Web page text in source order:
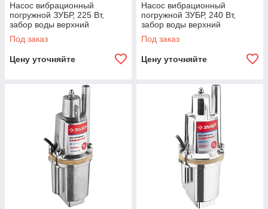
Насос вибрационный
погружной ЗУБР, 225 Вт,
забор воды верхний
(ЗНВП-300-15_М2)
Под заказ
Цену уточняйте
Насос вибрационный
погружной ЗУБР, 240 Вт,
забор воды верхний
(НПВ-240-10)
Под заказ
Цену уточняйте